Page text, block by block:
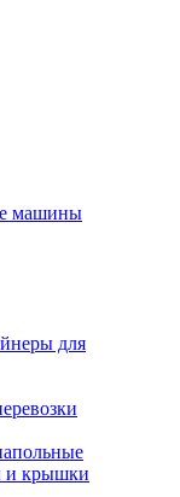
машины
для
и крышки